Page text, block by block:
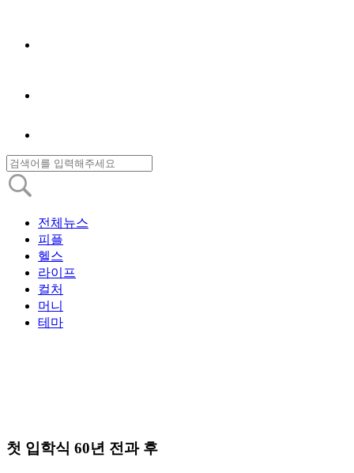
전체뉴스
피플
헬스
라이프
컬처
머니
테마
첫 입학식 60년 전과 후